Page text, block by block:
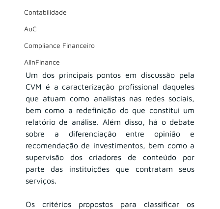
Contabilidade
AuC
Compliance Financeiro
AIInFinance
Um dos principais pontos em discussão pela
CVM é a caracterização profissional daqueles
que atuam como analistas nas redes sociais,
bem como a redefinição do que constitui um
relatório de análise. Além disso, há o debate
sobre a diferenciação entre opinião e
recomendação de investimentos, bem como a
supervisão dos criadores de conteúdo por
parte das instituições que contratam seus
serviços.
Os critérios propostos para classificar os